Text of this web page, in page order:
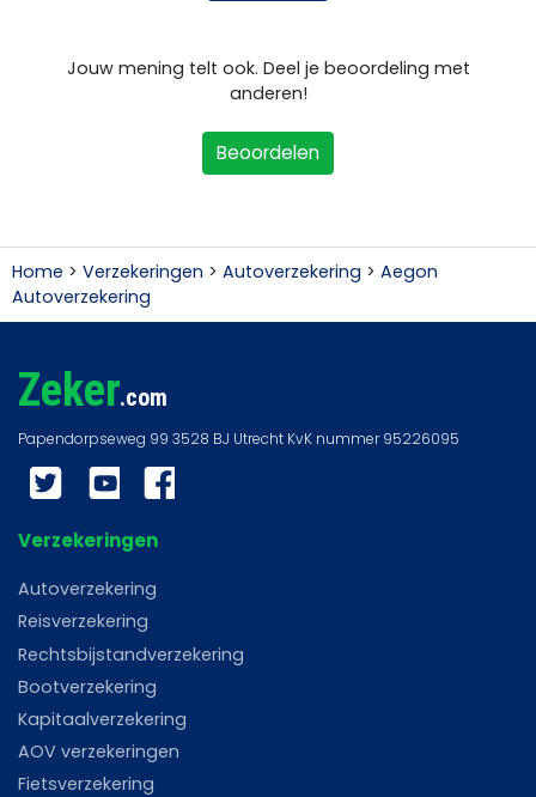
Jouw mening telt ook. Deel je beoordeling met
anderen!
Beoordelen
Home > Verzekeringen > Autoverzekering > Aegon
Autoverzekering
Zeker.com
Twitter YouTube
Verzekeringen
Autoverzekering
Reisverzekering
Rechtsbijstandverzekering
Bootverzekering
Kapitaalverzekering
AOV verzekeringen
Fietsverzekering